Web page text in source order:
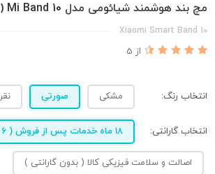
مچ بند هوشمند شیائومی مدل Mi Band 10 ( نسخه گلوبال )
Xiaomi Smart Band 10
از 5
انتخاب رنگ: مشکی صورتی
انتخاب گارانتی: 18 ماه خدمات پس از فروش ( 6 ماه تعویض قطعه )
اصالت و سلامت فیزیکی کالا ( بدون گارانتی )